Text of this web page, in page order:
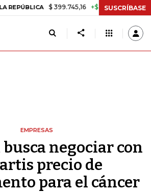
$ 399.745,16 +$ 2.295,71 +0,58%
SUSCRÍBASE
EMPRESAS
negociar con
precio de
para el cáncer